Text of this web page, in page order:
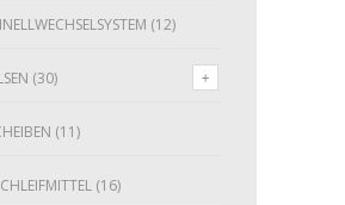
(12)
(30)
(11)
(16)